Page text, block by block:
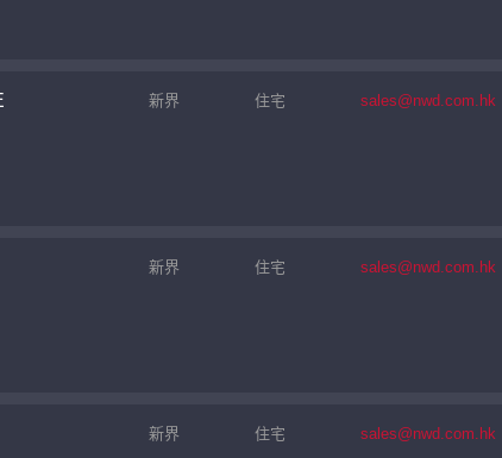
新界 住宅 sales@nwd.com.hk
新界 住宅 sales@nwd.com.hk
新界 住宅 sales@nwd.com.hk